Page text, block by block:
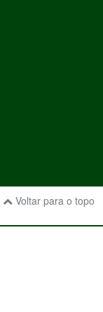
Voltar para o topo